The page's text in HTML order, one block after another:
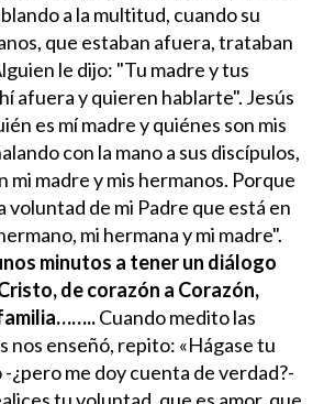
a la multitud, cuando su
que estaban afuera, trataban
le dijo: "Tu madre y tus
afuera y quieren hablarte". Jesús
es mí madre y quiénes son mis
con la mano a sus discípulos,
mi madre y mis hermanos. Porque
voluntad de mi Padre que está en
mi hermana y mi madre".
minutos a tener un diálogo
de corazón a Corazón,
Cuando medito las
nos enseñó, repito: «Hágase tu
¿pero me doy cuenta de verdad?-